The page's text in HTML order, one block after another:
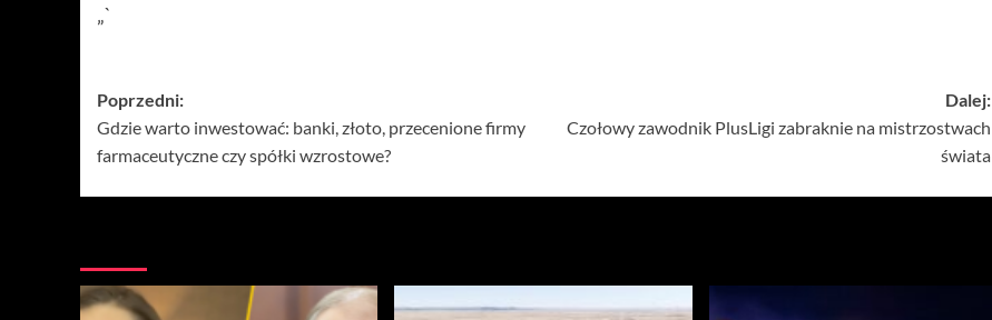
„`
Zobacz
wpisy
Poprzedni:
Gdzie warto inwestować: banki, złoto, przecenione firmy
farmaceutyczne czy spółki wzrostowe?
Dalej:
Czołowy zawodnik PlusLigi zabraknie na mistrzostwach
świata